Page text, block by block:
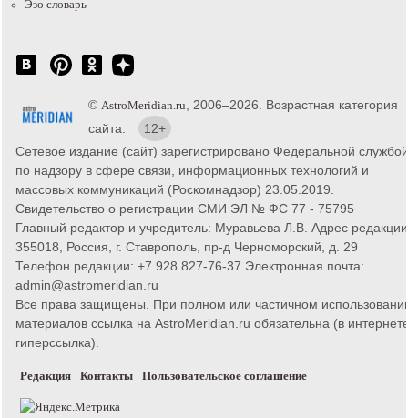
Эзо словарь
© AstroMeridian.ru , 2006–2026. Возрастная категория
сайта:
12+
Сетевое издание (сайт) зарегистрировано Федеральной службой
по надзору в сфере связи, информационных технологий и
массовых коммуникаций (Роскомнадзор) 23.05.2019.
Свидетельство о регистрации СМИ ЭЛ № ФС 77 - 75795
Главный редактор и учредитель: Муравьева Л.В. Адрес
355018, Россия, г. Ставрополь, пр-д Черноморский, д. 29
Телефон редакции: +7 928 827-76-37 Электронная почта:
admin@astromeridian.ru
Все права защищены. При полном или частичном
материалов ссылка на AstroMeridian.ru обязательна (в
гиперссылка).
Редакция Контакты Пользовательское соглашение